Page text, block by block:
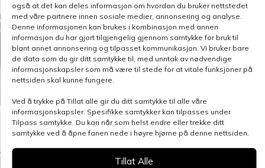
også at det kan deles informasjon om hvordan du bruker nettstedet
med våre partnere innen sosiale medier, annonsering og analyse.
Denne informasjonen kan brukes i kombinasjon med annen
informasjon du har gjort tilgjengelig gjennom samtykke for bruk til
blant annet annonsering og tilpasset kommunikasjon. Vi bruker bare
de data som du gir ditt samtykke til, med unntak av nødvendige
informasjonskapsler som må være til stede for at vitale funksjoner på
nettsiden skal kunne fungere.
Ved å trykke på Tillat alle gir du ditt samtykke til alle våre
informasjonskapsler. Spesifikke samtykker kan tilpasses under
Tilpass samtykke. Du kan når som helst endre eller trekke ditt
samtykke ved å åpne fanen nede i høyre hjørne på denne nettsiden.
Tillat Alle